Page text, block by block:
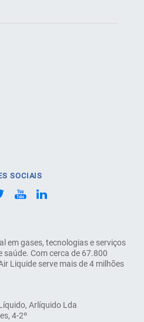
em gases, tecnologias e serviços
Com cerca de 67.800
Liquide serve mais de 4 milhões
Arlíquido Lda
4-2º
SOCIAIS